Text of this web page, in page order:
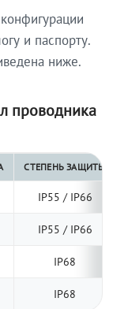
и паспорту.
ниже.
проводника
СТЕПЕНЬ ЗАЩИТЫ
IP55 / IP66
IP55 / IP66
IP68
IP68